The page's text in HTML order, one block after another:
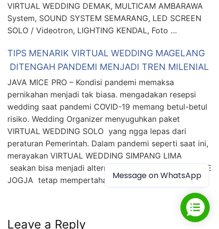
VIRTUAL WEDDING DEMAK, MULTICAM AMBARAWA
System, SOUND SYSTEM SEMARANG, LED SCREEN
SOLO / Videotron, LIGHTING KENDAL, Foto …
TIPS MENARIK VIRTUAL WEDDING MAGELANG
DITENGAH PANDEMI MENJADI TREN MILENIAL
JAVA MICE PRO – Kondisi pandemi memaksa
pernikahan menjadi tak biasa. mengadakan resepsi
wedding saat pandemi COVID-19 memang betul-betul
risiko. Wedding Organizer menyuguhkan paket
VIRTUAL WEDDING SOLO yang ngga lepas dari
peraturan Pemerintah. Dalam pandemi seperti saat ini,
merayakan VIRTUAL WEDDING SIMPANG LIMA
seakan bisa menjadi alternative. PERNIKAHAN ONLINE
JOGJA tetap mempertahankan gaya milenial saat …
Leave a Reply
Message on WhatsApp